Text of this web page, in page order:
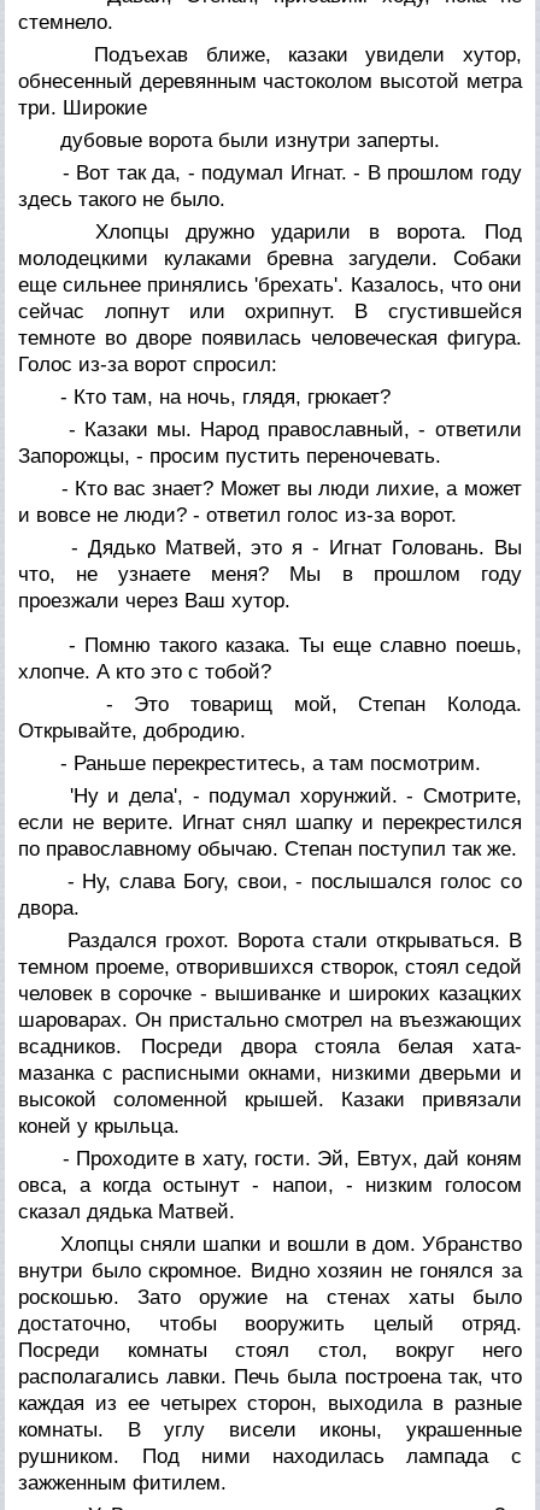
стемнело.
Подъехав ближе, казаки увидели хутор,
обнесенный деревянным частоколом высотой метра
три. Широкие
дубовые ворота были изнутри заперты.
- Вот так да, - подумал Игнат. - В прошлом году
здесь такого не было.
Хлопцы дружно ударили в ворота. Под
молодецкими кулаками бревна загудели. Собаки
еще сильнее принялись 'брехать'. Казалось, что они
сейчас лопнут или охрипнут. В сгустившейся
темноте во дворе появилась человеческая фигура.
Голос из-за ворот спросил:
- Кто там, на ночь, глядя, грюкает?
- Казаки мы. Народ православный, - ответили
Запорожцы, - просим пустить переночевать.
- Кто вас знает? Может вы люди лихие, а может
и вовсе не люди? - ответил голос из-за ворот.
- Дядько Матвей, это я - Игнат Головань. Вы
что, не узнаете меня? Мы в прошлом году
проезжали через Ваш хутор.
- Помню такого казака. Ты еще славно поешь,
хлопче. А кто это с тобой?
- Это товарищ мой, Степан Колода.
Открывайте, добродию.
- Раньше перекреститесь, а там посмотрим.
'Ну и дела', - подумал хорунжий. - Смотрите,
если не верите. Игнат снял шапку и перекрестился
по православному обычаю. Степан поступил так же.
- Ну, слава Богу, свои, - послышался голос со
двора.
Раздался грохот. Ворота стали открываться. В
темном проеме, отворившихся створок, стоял седой
человек в сорочке - вышиванке и широких казацких
шароварах. Он пристально смотрел на въезжающих
всадников. Посреди двора стояла белая хата-
мазанка с расписными окнами, низкими дверьми и
высокой соломенной крышей. Казаки привязали
коней у крыльца.
- Проходите в хату, гости. Эй, Евтух, дай коням
овса, а когда остынут - напои, - низким голосом
сказал дядька Матвей.
Хлопцы сняли шапки и вошли в дом. Убранство
внутри было скромное. Видно хозяин не гонялся за
роскошью. Зато оружие на стенах хаты было
достаточно, чтобы вооружить целый отряд.
Посреди комнаты стоял стол, вокруг него
располагались лавки. Печь была построена так, что
каждая из ее четырех сторон, выходила в разные
комнаты. В углу висели иконы, украшенные
рушником. Под ними находилась лампада с
зажженным фитилем.